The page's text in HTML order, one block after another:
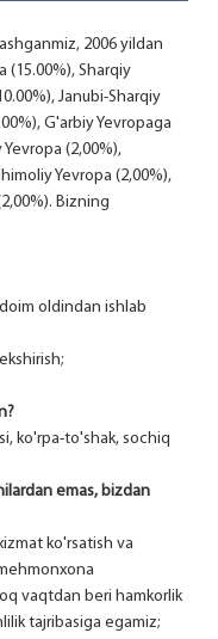
(15.00%), Sharqiy
Janubi-Sharqiy
G'arbiy Yevropaga
(2,00%),
Yevropa (2,00%),
Bizning
ko'rpa-to'shak, sochiq
emas, bizdan
vaqtdan beri hamkorlik
tajribasiga egamiz;